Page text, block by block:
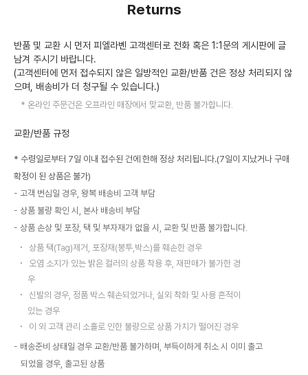
Returns
반품 및 교환 시 먼저 피엘라벤 고객센터로 전화 혹은 1:1문의 게시판에 글
남겨 주시기 바랍니다.
(고객센터에 먼저 접수되지 않은 일방적인 교환/반품 건은 정상 처리되지 않
으며, 배송비가 더 청구될 수 있습니다.)
온라인 주문건은 오프라인 매장에서 맞교환, 반품 불가합니다.
교환/반품 규정
* 수령일로부터 7일 이내 접수된 건에 한해 정상 처리됩니다.(7일이 지났거나 구매
확정이 된 상품은 불가)
고객 변심일 경우, 왕복 배송비 고객 부담
상품 불량 확인 시, 본사 배송비 부담
상품 손상 및 포장, 택 및 부자재가 없을 시, 교환 및 반품 불가합니다.
상품 택(Tag)제거, 포장재(봉투,박스)를 훼손한 경우
오염 소지가 있는 밝은 컬러의 상품 착용 후, 재판매가 불가한 경
우
신발의 경우, 정품 박스 훼손되었거나, 실외 착화 및 사용 흔적이
있는 경우
이 외 고객 관리 소홀로 인한 불량으로 상품 가치가 떨어진 경우
배송준비 상태일 경우 교환/반품 불가하며, 부득이하게 취소 시 이미 출고
되었을 경우, 출고된 상품